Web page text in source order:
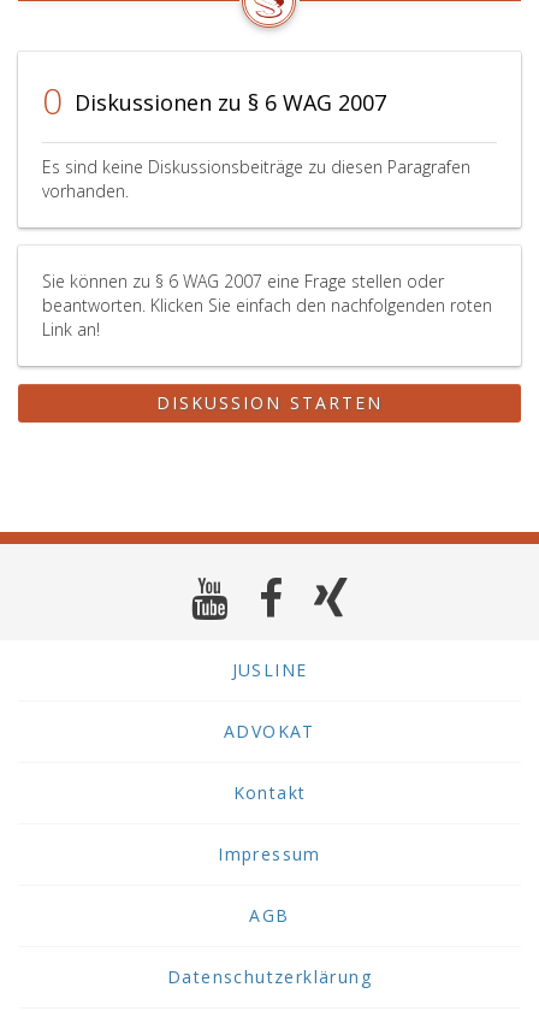
0 Diskussionen zu § 6 WAG 2007
Es sind keine Diskussionsbeiträge zu diesen Paragrafen
vorhanden.
Sie können zu § 6 WAG 2007 eine Frage stellen oder
beantworten. Klicken Sie einfach den nachfolgenden roten
Link an!
DISKUSSION STARTEN
JUSLINE
ADVOKAT
Kontakt
Impressum
AGB
Datenschutzerklärung